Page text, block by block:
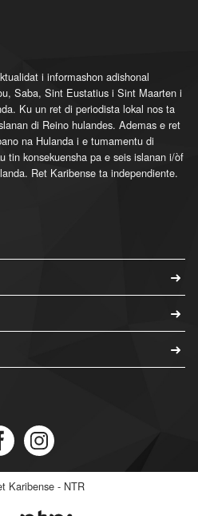
i informashon adishonal
Saba, Sint Eustatius i Sint Maarten i
Ku un ret di periodista lokal nos ta
di Reino hulandes. Ademas e ret
na Hulanda i e tumamentu di
tin konsekuensha pa e seis islanan i/òf
Ret Karibense ta independiente.
Karibense - NTR